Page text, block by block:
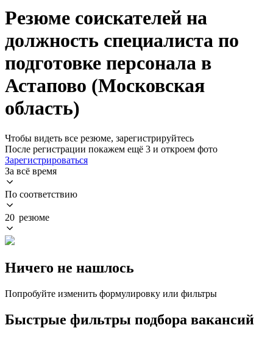
Резюме соискателей на
должность специалиста по
подготовке персонала в
Астапово (Московская
область)
Чтобы видеть все резюме, зарегистрируйтесь
После регистрации покажем ещё 3 и откроем фото
Зарегистрироваться
За всё время
По соответствию
20 резюме
Ничего не нашлось
Попробуйте изменить формулировку или фильтры
Быстрые фильтры подбора вакансий